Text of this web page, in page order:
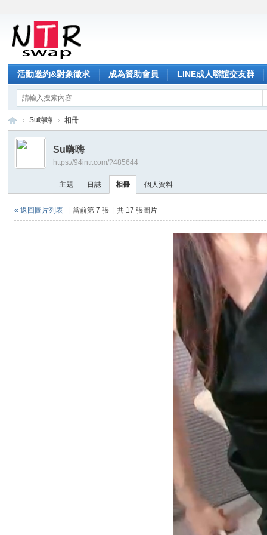
活動邀約&對象徵求 成為贊助會員 LINE成人聯誼交友群
NT›
Su嗨嗨 相冊
Su嗨嗨
https://94intr.com/?485644
主題 日誌 相冊 個人資料
« 返回圖片列表 當前第 7 張 共 17 張圖片